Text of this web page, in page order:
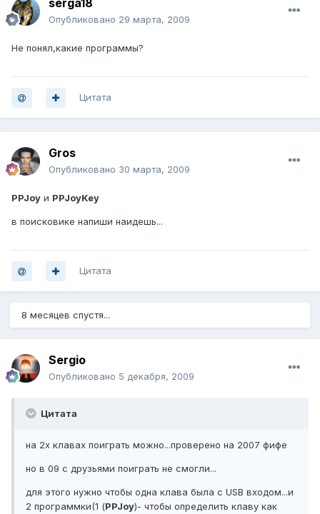
serga18
Опубликовано 29 марта, 2009
Не понял,какие программы?
Цитата
Gros
Опубликовано 30 марта, 2009
PPJoy и PPJoyKey
в поисковике напиши наидешь...
Цитата
8 месяцев спустя...
Sergio
Опубликовано 5 декабря, 2009
Цитата
на 2х клавах поиграть можно...проверено на 2007 фифе
но в 09 с друзьями поиграть не смогли...
для этого нужно чтобы одна клава была с USB входом...и
2 программки(1 (PPJoy)- чтобы определить клаву как